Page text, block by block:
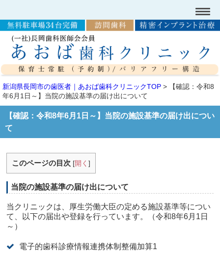
新潟県長岡市の歯医者｜あおば歯科クリニックTOP >
【確認：令和8
年6月1日～】当院の施設基準の届け出について
【確認：令和8年6月1日～】当院の施設基準の届け出につい
て
このページの目次 [開く]
当院の施設基準の届け出について
当クリニックは、厚生労働大臣の定める施設基準等につい
て、以下の届出や登録を行っています。（令和8年6月1日
～）
電子的歯科診療情報連携体制整備加算1